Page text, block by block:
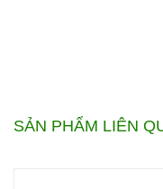
Âm thanh
SẢN PHẨM LIÊN